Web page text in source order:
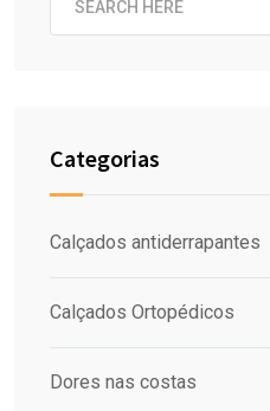
Categorias
Calçados antiderrapantes
Calçados Ortopédicos
Dores nas costas